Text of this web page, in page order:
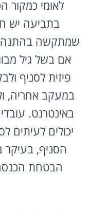
בתביעה יש
שמתקשה
אם בשל גיל
פיזית לסניף
במעקב אחריה,
באינטרנט.
יכולים לעיתים
הסניף, בעיקר
הבטחת
שעות קבלת קהל ביטוח